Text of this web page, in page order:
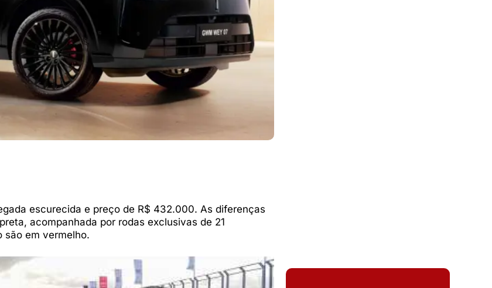
escurecida e preço de R$ 432.000. As diferenças
acompanhada por rodas exclusivas de 21
são em vermelho.